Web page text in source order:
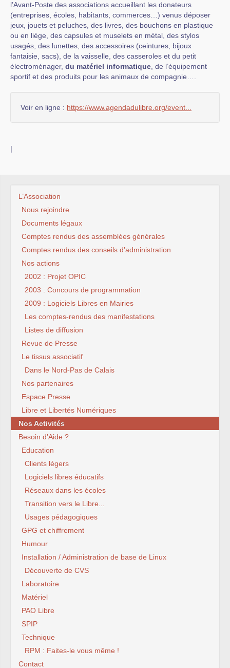
l’Avant-Poste des associations accueillant les donateurs
(entreprises, écoles, habitants, commerces…) venus déposer
jeux, jouets et peluches, des livres, des bouchons en plastique
ou en liège, des capsules et muselets en métal, des stylos
usagés, des lunettes, des accessoires (ceintures, bijoux
fantaisie, sacs), de la vaisselle, des casseroles et du petit
électroménager, du matériel informatique , de l’équipement
sportif et des produits pour les animaux de compagnie….
Voir en ligne : https://www.agendadulibre.org/event...
|
L’Association
Nous rejoindre
Documents légaux
Comptes rendus des assemblées générales
Comptes rendus des conseils d’administration
Nos actions
2002 : Projet OPIC
2003 : Concours de programmation
2009 : Logiciels Libres en Mairies
Les comptes-rendus des manifestations
Listes de diffusion
Revue de Presse
Le tissus associatif
Dans le Nord-Pas de Calais
Nos partenaires
Espace Presse
Libre et Libertés Numériques
Nos Activités
Besoin d’Aide ?
Education
Clients légers
Logiciels libres éducatifs
Réseaux dans les écoles
Transition vers le Libre...
Usages pédagogiques
GPG et chiffrement
Humour
Installation / Administration de base de Linux
Découverte de CVS
Laboratoire
Matériel
PAO Libre
SPIP
Technique
RPM : Faites-le vous même !
Contact